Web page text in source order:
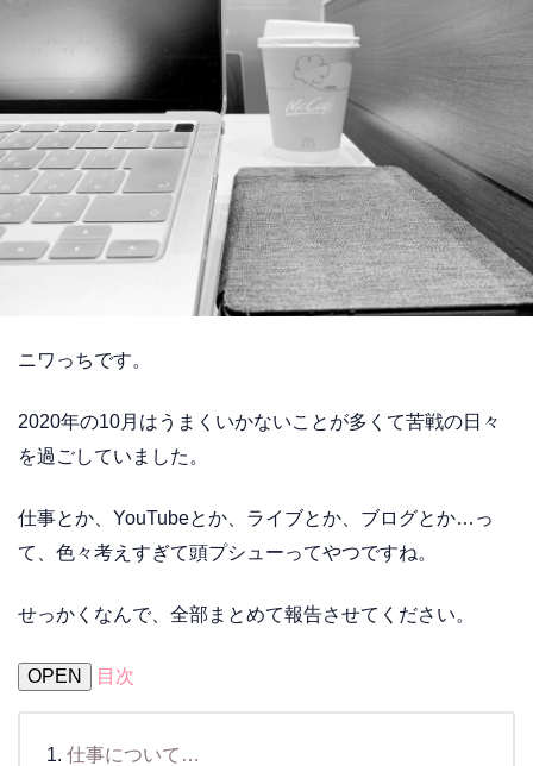
ニワっちです。
2020年の10月はうまくいかないことが多くて苦戦の日々
を過ごしていました。
仕事とか、YouTubeとか、ライブとか、ブログとか…っ
て、色々考えすぎて頭プシューってやつですね。
せっかくなんで、全部まとめて報告させてください。
OPEN 目次
仕事について…